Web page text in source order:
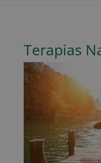
Terapias